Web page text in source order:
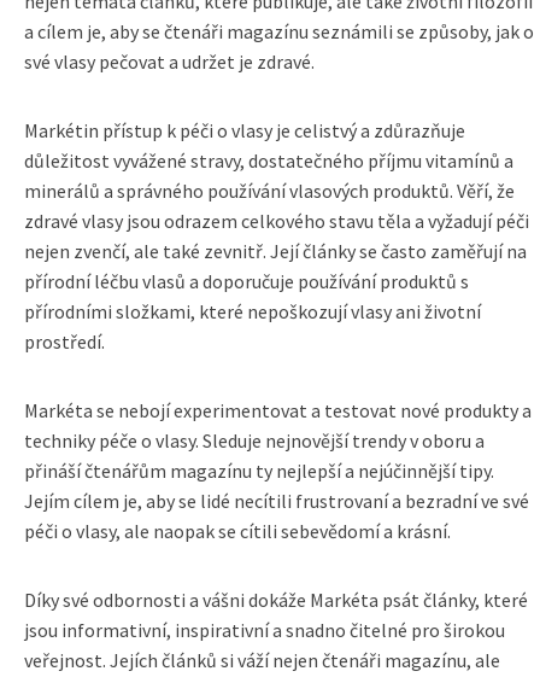
a cílem je, aby se čtenáři magazínu seznámili se způsoby, jak o
své vlasy pečovat a udržet je zdravé.
Markétin přístup k péči o vlasy je celistvý a zdůrazňuje
důležitost vyvážené stravy, dostatečného příjmu vitamínů a
minerálů a správného používání vlasových produktů. Věří, že
zdravé vlasy jsou odrazem celkového stavu těla a vyžadují péči
nejen zvenčí, ale také zevnitř. Její články se často zaměřují na
přírodní léčbu vlasů a doporučuje používání produktů s
přírodními složkami, které nepoškozují vlasy ani životní
prostředí.
Markéta se nebojí experimentovat a testovat nové produkty a
techniky péče o vlasy. Sleduje nejnovější trendy v oboru a
přináší čtenářům magazínu ty nejlepší a nejúčinnější tipy.
Jejím cílem je, aby se lidé necítili frustrovaní a bezradní ve své
péči o vlasy, ale naopak se cítili sebevědomí a krásní.
Díky své odbornosti a vášni dokáže Markéta psát články, které
jsou informativní, inspirativní a snadno čitelné pro širokou
veřejnost. Jejích článků si váží nejen čtenáři magazínu, ale